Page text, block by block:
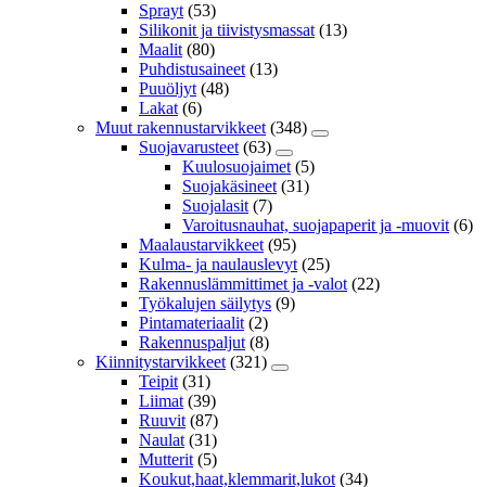
Sprayt (53)
Silikonit ja tiivistysmassat (13)
Maalit (80)
Puhdistusaineet (13)
Puuöljyt (48)
Lakat (6)
Muut rakennustarvikkeet (348)
Suojavarusteet (63)
Kuulosuojaimet (5)
Suojakäsineet (31)
Suojalasit (7)
Varoitusnauhat, suojapaperit ja -muovit (6)
Maalaustarvikkeet (95)
Kulma- ja naulauslevyt (25)
Rakennuslämmittimet ja -valot (22)
Työkalujen säilytys (9)
Pintamateriaalit (2)
Rakennuspaljut (8)
Kiinnitystarvikkeet (321)
Teipit (31)
Liimat (39)
Ruuvit (87)
Naulat (31)
Mutterit (5)
Koukut,haat,klemmarit,lukot (34)